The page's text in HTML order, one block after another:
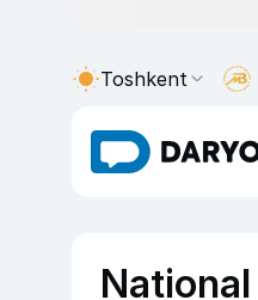
Toshkent